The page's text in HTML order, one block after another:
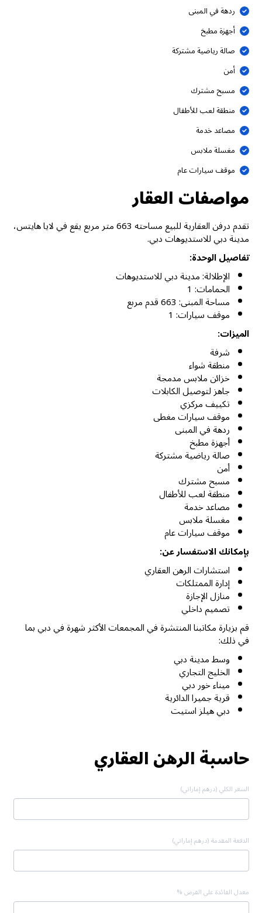
ردهة في المبنى
أجهزة مطبخ
صالة رياضية مشتركة
أمن
مسبح مشترك
منطقة لعب للأطفال
مصاعد خدمة
مغسلة ملابس
موقف سيارات عام
مواصفات العقار
تقدم درفن العقارية للبيع مساحته 663 متر مربع يقع في لايا هايتس،
مدينة دبي للاستديوهات دبي.
تفاصيل الوحدة:
الإطلالة: مدينة دبي للاستديوهات
الحمامات: 1
مساحة المبنى: 663 قدم مربع
موقف سيارات: 1
الميزات:
شرفة
منطقة شواء
خزائن ملابس مدمجة
جاهز لتوصيل الكابلات
تكييف مركزي
موقف سيارات مغطى
ردهة في المبنى
أجهزة مطبخ
صالة رياضية مشتركة
أمن
مسبح مشترك
منطقة لعب للأطفال
مصاعد خدمة
مغسلة ملابس
موقف سيارات عام
بإمكانك الاستفسار عن:
استشارات الرهن العقاري
إدارة الممتلكات
منازل الإجازة
تصميم داخلي
قم بزيارة مكاتبنا المنتشرة في المجمعات الأكثر شهرة في دبي بما
في ذلك:
وسط مدينة دبي
الخليج التجاري
ميناء خور دبي
قرية جميرا الدائرية
دبي هيلز استيت
حاسبة الرهن العقاري
السعر الكلي (درهم إماراتي)
الدفعة المقدمة (درهم إماراتي)
معدل الفائدة على القرض %